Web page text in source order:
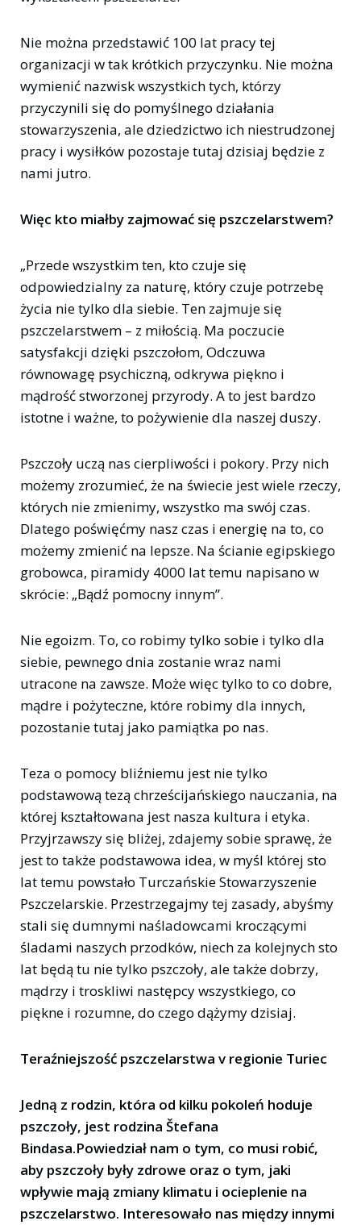
Nie można przedstawić 100 lat pracy tej
organizacji w tak krótkich przyczynku. Nie można
wymienić nazwisk wszystkich tych, którzy
przyczynili się do pomyślnego działania
stowarzyszenia, ale dziedzictwo ich niestrudzonej
pracy i wysiłków pozostaje tutaj dzisiaj będzie z
nami jutro.
Więc kto miałby zajmować się pszczelarstwem?
„Przede wszystkim ten, kto czuje się
odpowiedzialny za naturę, który czuje potrzebę
życia nie tylko dla siebie. Ten zajmuje się
pszczelarstwem – z miłością. Ma poczucie
satysfakcji dzięki pszczołom, Odczuwa
równowagę psychiczną, odkrywa piękno i
mądrość stworzonej przyrody. A to jest bardzo
istotne i ważne, to pożywienie dla naszej duszy.
Pszczoły uczą nas cierpliwości i pokory. Przy nich
możemy zrozumieć, że na świecie jest wiele rzeczy,
których nie zmienimy, wszystko ma swój czas.
Dlatego poświęćmy nasz czas i energię na to, co
możemy zmienić na lepsze. Na ścianie egipskiego
grobowca, piramidy 4000 lat temu napisano w
skrócie: „Bądź pomocny innym”.
Nie egoizm. To, co robimy tylko sobie i tylko dla
siebie, pewnego dnia zostanie wraz nami
utracone na zawsze. Może więc tylko to co dobre,
mądre i pożyteczne, które robimy dla innych,
pozostanie tutaj jako pamiątka po nas.
Teza o pomocy bliźniemu jest nie tylko
podstawową tezą chrześcijańskiego nauczania, na
której kształtowana jest nasza kultura i etyka.
Przyjrzawszy się bliżej, zdajemy sobie sprawę, że
jest to także podstawowa idea, w myśl której sto
lat temu powstało Turczańskie Stowarzyszenie
Pszczelarskie. Przestrzegajmy tej zasady, abyśmy
stali się dumnymi naśladowcami kroczącymi
śladami naszych przodków, niech za kolejnych sto
lat będą tu nie tylko pszczoły, ale także dobrzy,
mądrzy i troskliwi następcy wszystkiego, co
piękne i rozumne, do czego dążymy dzisiaj.
Teraźniejszość pszczelarstwa v regionie Turiec
Jedną z rodzin, która od kilku pokoleń hoduje
pszczoły, jest rodzina Štefana
Bindasa.Powiedział nam o tym, co musi robić,
aby pszczoły były zdrowe oraz o tym, jaki
wpływie mają zmiany klimatu i ocieplenie na
pszczelarstwo. Interesowało nas między innymi